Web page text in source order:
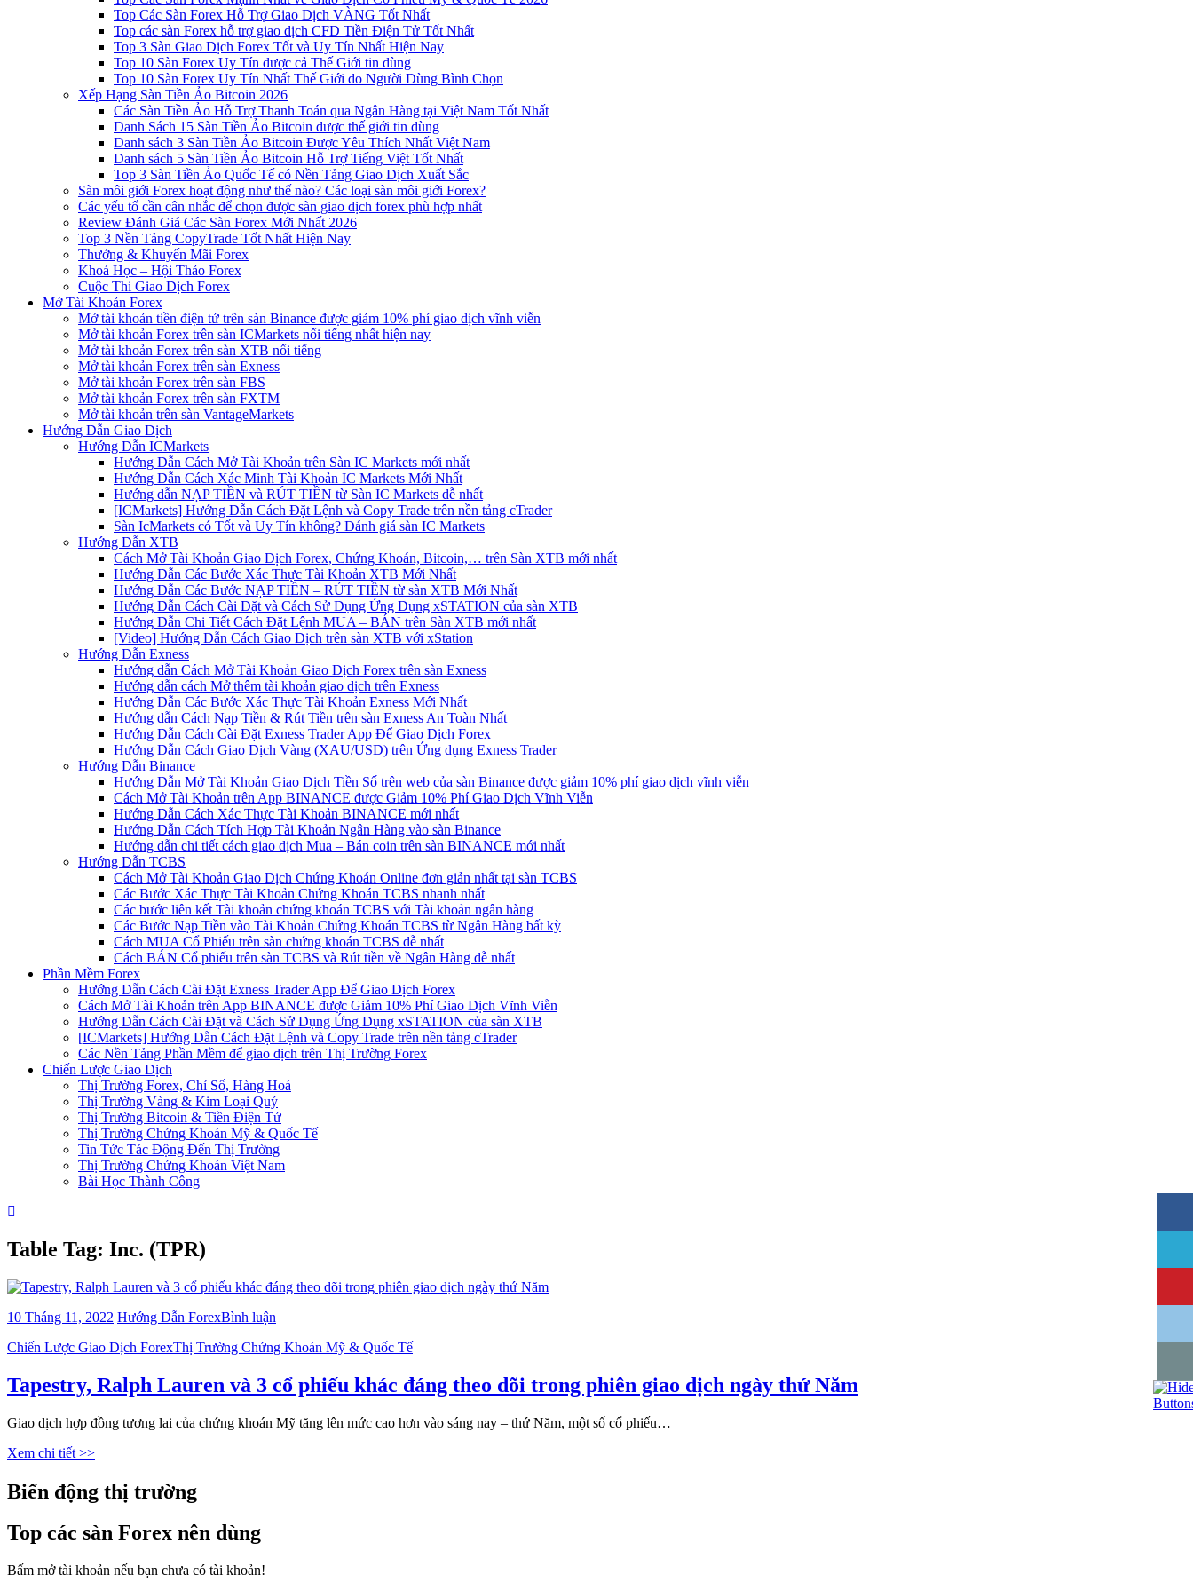
Top Các Sàn Forex Hỗ Trợ Giao Dịch VÀNG Tốt Nhất
Top các sàn Forex hỗ trợ giao dịch CFD Tiền Điện Tử Tốt Nhất
Top 3 Sàn Giao Dịch Forex Tốt và Uy Tín Nhất Hiện Nay
Top 10 Sàn Forex Uy Tín được cả Thế Giới tin dùng
Top 10 Sàn Forex Uy Tín Nhất Thế Giới do Người Dùng Bình Chọn
Xếp Hạng Sàn Tiền Ảo Bitcoin 2026
Các Sàn Tiền Ảo Hỗ Trợ Thanh Toán qua Ngân Hàng tại Việt Nam Tốt Nhất
Danh Sách 15 Sàn Tiền Ảo Bitcoin được thế giới tin dùng
Danh sách 3 Sàn Tiền Ảo Bitcoin Được Yêu Thích Nhất Việt Nam
Danh sách 5 Sàn Tiền Ảo Bitcoin Hỗ Trợ Tiếng Việt Tốt Nhất
Top 3 Sàn Tiền Ảo Quốc Tế có Nền Tảng Giao Dịch Xuất Sắc
Sàn môi giới Forex hoạt động như thế nào? Các loại sàn môi giới Forex?
Các yếu tố cần cân nhắc để chọn được sàn giao dịch forex phù hợp nhất
Review Đánh Giá Các Sàn Forex Mới Nhất 2026
Top 3 Nền Tảng CopyTrade Tốt Nhất Hiện Nay
Thưởng & Khuyến Mãi Forex
Khoá Học – Hội Thảo Forex
Cuộc Thi Giao Dịch Forex
Mở Tài Khoản Forex
Mở tài khoản tiền điện tử trên sàn Binance được giảm 10% phí giao dịch vĩnh viễn
Mở tài khoản Forex trên sàn ICMarkets nổi tiếng nhất hiện nay
Mở tài khoản Forex trên sàn XTB nổi tiếng
Mở tài khoản Forex trên sàn Exness
Mở tài khoản Forex trên sàn FBS
Mở tài khoản Forex trên sàn FXTM
Mở tài khoản trên sàn VantageMarkets
Hướng Dẫn Giao Dịch
Hướng Dẫn ICMarkets
Hướng Dẫn Cách Mở Tài Khoản trên Sàn IC Markets mới nhất
Hướng Dẫn Cách Xác Minh Tài Khoản IC Markets Mới Nhất
Hướng dẫn NẠP TIỀN và RÚT TIỀN từ Sàn IC Markets dễ nhất
[ICMarkets] Hướng Dẫn Cách Đặt Lệnh và Copy Trade trên nền tảng cTrader
Sàn IcMarkets có Tốt và Uy Tín không? Đánh giá sàn IC Markets
Hướng Dẫn XTB
Cách Mở Tài Khoản Giao Dịch Forex, Chứng Khoán, Bitcoin,… trên Sàn XTB mới nhất
Hướng Dẫn Các Bước Xác Thực Tài Khoản XTB Mới Nhất
Hướng Dẫn Các Bước NẠP TIỀN – RÚT TIỀN từ sàn XTB Mới Nhất
Hướng Dẫn Cách Cài Đặt và Cách Sử Dụng Ứng Dụng xSTATION của sàn XTB
Hướng Dẫn Chi Tiết Cách Đặt Lệnh MUA – BÁN trên Sàn XTB mới nhất
[Video] Hướng Dẫn Cách Giao Dịch trên sàn XTB với xStation
Hướng Dẫn Exness
Hướng dẫn Cách Mở Tài Khoản Giao Dịch Forex trên sàn Exness
Hướng dẫn cách Mở thêm tài khoản giao dịch trên Exness
Hướng Dẫn Các Bước Xác Thực Tài Khoản Exness Mới Nhất
Hướng dẫn Cách Nạp Tiền & Rút Tiền trên sàn Exness An Toàn Nhất
Hướng Dẫn Cách Cài Đặt Exness Trader App Để Giao Dịch Forex
Hướng Dẫn Cách Giao Dịch Vàng (XAU/USD) trên Ứng dụng Exness Trader
Hướng Dẫn Binance
Hướng Dẫn Mở Tài Khoản Giao Dịch Tiền Số trên web của sàn Binance được giảm 10% phí giao dịch vĩnh viễn
Cách Mở Tài Khoản trên App BINANCE được Giảm 10% Phí Giao Dịch Vĩnh Viễn
Hướng Dẫn Cách Xác Thực Tài Khoản BINANCE mới nhất
Hướng Dẫn Cách Tích Hợp Tài Khoản Ngân Hàng vào sàn Binance
Hướng dẫn chi tiết cách giao dịch Mua – Bán coin trên sàn BINANCE mới nhất
Hướng Dẫn TCBS
Cách Mở Tài Khoản Giao Dịch Chứng Khoán Online đơn giản nhất tại sàn TCBS
Các Bước Xác Thực Tài Khoản Chứng Khoán TCBS nhanh nhất
Các bước liên kết Tài khoản chứng khoán TCBS với Tài khoản ngân hàng
Các Bước Nạp Tiền vào Tài Khoản Chứng Khoán TCBS từ Ngân Hàng bất kỳ
Cách MUA Cổ Phiếu trên sàn chứng khoán TCBS dễ nhất
Cách BÁN Cổ phiếu trên sàn TCBS và Rút tiền về Ngân Hàng dễ nhất
Phần Mềm Forex
Hướng Dẫn Cách Cài Đặt Exness Trader App Để Giao Dịch Forex
Cách Mở Tài Khoản trên App BINANCE được Giảm 10% Phí Giao Dịch Vĩnh Viễn
Hướng Dẫn Cách Cài Đặt và Cách Sử Dụng Ứng Dụng xSTATION của sàn XTB
[ICMarkets] Hướng Dẫn Cách Đặt Lệnh và Copy Trade trên nền tảng cTrader
Các Nền Tảng Phần Mềm để giao dịch trên Thị Trường Forex
Chiến Lược Giao Dịch
Thị Trường Forex, Chỉ Số, Hàng Hoá
Thị Trường Vàng & Kim Loại Quý
Thị Trường Bitcoin & Tiền Điện Tử
Thị Trường Chứng Khoán Mỹ & Quốc Tế
Tin Tức Tác Động Đến Thị Trường
Thị Trường Chứng Khoán Việt Nam
Bài Học Thành Công
Table Tag: Inc. (TPR)
10 Tháng 11, 2022 Hướng Dẫn ForexBình luận
Tapestry,
Lauren
và
cổ
Categories
Chiến Lược Giao Dịch ForexThị Trường Chứng Khoán Mỹ & Quốc Tế
Tapestry, Ralph Lauren và 3 cổ phiếu khác đáng theo dõi trong phiên giao dịch ngày thứ Năm
Giao dịch hợp đồng tương lai của chứng khoán Mỹ tăng lên mức cao hơn vào sáng nay – thứ Năm, một số cổ phiếu…
Xem chi tiết >>
Biến động thị trường
Top các sàn Forex nên dùng
Bấm mở tài khoản nếu bạn chưa có tài khoản!